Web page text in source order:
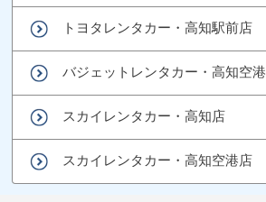
トヨタレンタカー・高知駅前店
バジェットレンタカー・高知空
スカイレンタカー・高知店
スカイレンタカー・高知空港店